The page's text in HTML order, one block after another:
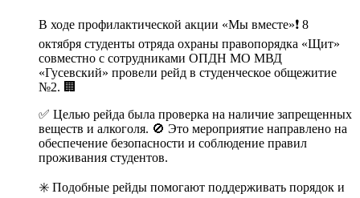
В ходе профилактической акции «Мы вместе»❗️ 8
октября студенты отряда охраны правопорядка «Щит»
совместно с сотрудниками ОПДН МО МВД
«Гусевский» провели рейд в студенческое общежитие
№2. 🏢
✅ Целью рейда была проверка на наличие запрещенных
веществ и алкоголя. 🚫 Это мероприятие направлено на
обеспечение безопасности и соблюдение правил
проживания студентов.
✳️ Подобные рейды помогают поддерживать порядок и